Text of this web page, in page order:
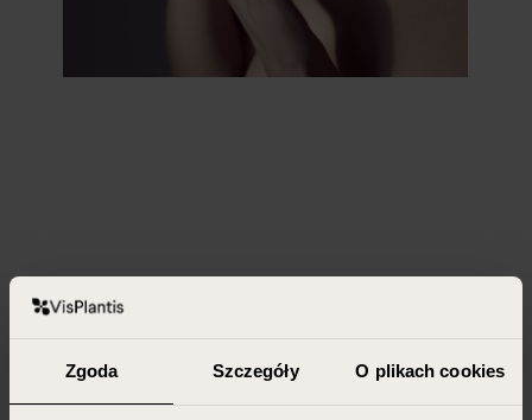
Zgoda Szczegóły O plikach cookies